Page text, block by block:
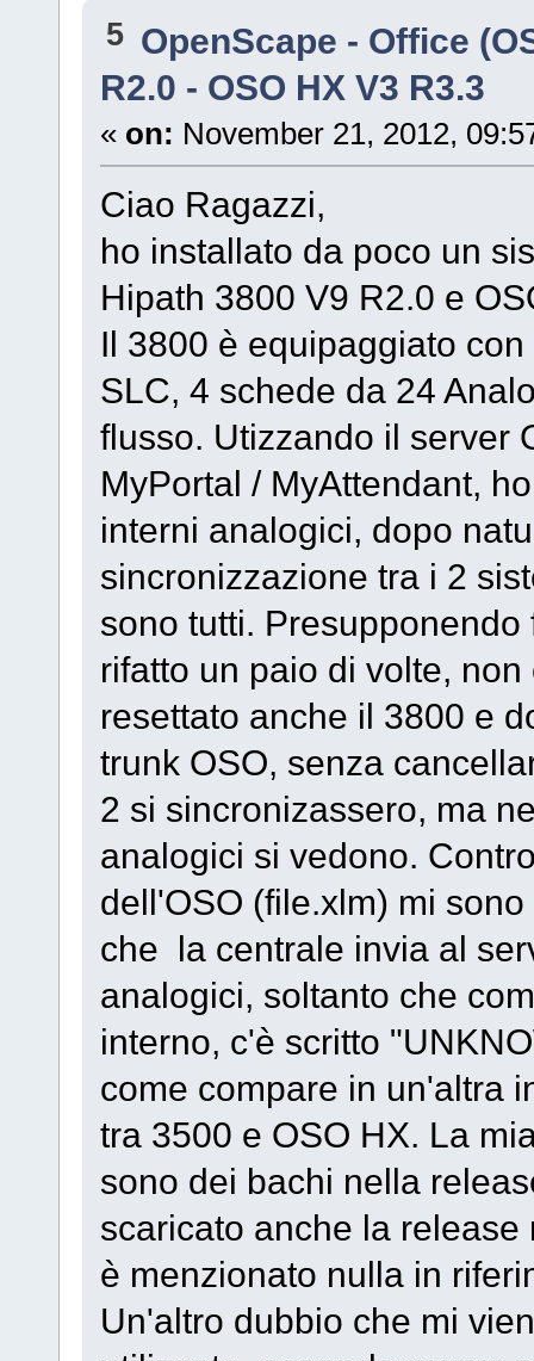
5 OpenScape - Office
R2.0 - OSO HX V3 R3.3
« on: November 21, 2012,
Ciao Ragazzi,
ho installato da poco un
Hipath 3800 V9 R2.0 e
Il 3800 è equipaggiato
SLC, 4 schede da 24
flusso. Utizzando il server
MyPortal / MyAttendant,
interni analogici, dopo
sincronizzazione tra i 2
sono tutti.
rifatto un paio di volte,
resettato anche il 3800 e
trunk OSO, senza
2 si sincronizassero, ma
analogici si vedono.
dell'OSO (file.xlm) mi
che la centrale invia al
analogici, soltanto che
interno, c'è scritto
come compare in un'altra
tra 3500 e OSO HX. La
sono dei bachi nella
scaricato anche la
è menzionato nulla in
Un'altro dubbio che mi